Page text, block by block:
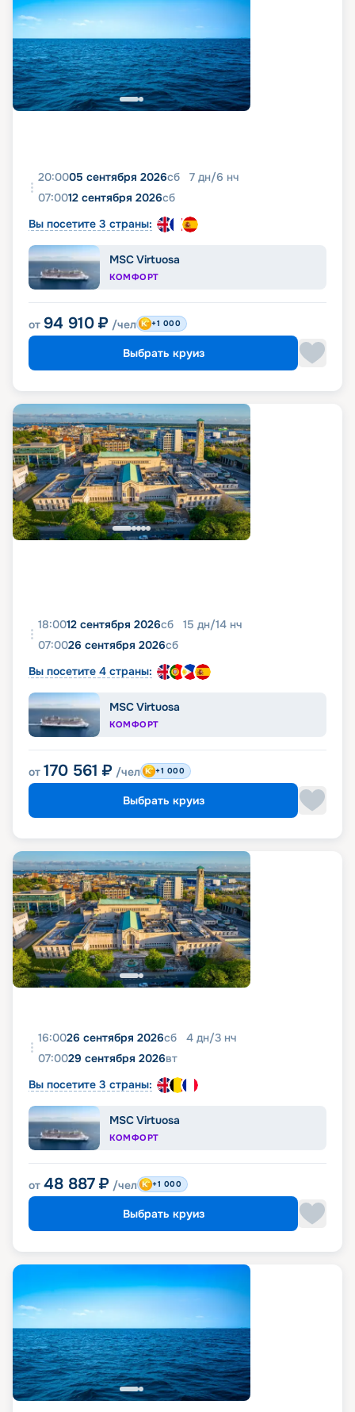
20:0005 сентября 2026сб 7 дн/6 нч
07:0012 сентября 2026сб
Вы посетите 3 страны:
MSC Virtuosa
КОМФОРТ
от 94 910 ₽ /чел +1 000
Выбрать круиз
18:0012 сентября 2026сб 15 дн/14 нч
07:0026 сентября 2026сб
Вы посетите 4 страны:
MSC Virtuosa
КОМФОРТ
от 170 561 ₽ /чел +1 000
Выбрать круиз
16:0026 сентября 2026сб 4 дн/3 нч
07:0029 сентября 2026вт
Вы посетите 3 страны:
MSC Virtuosa
КОМФОРТ
от 48 887 ₽ /чел +1 000
Выбрать круиз